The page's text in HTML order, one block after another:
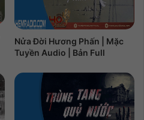
Nửa Đời Hương Phấn | Mặc
Tuyền Audio | Bản Full